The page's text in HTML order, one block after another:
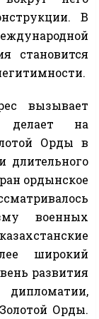
В
становится
вызывает
делает на
Орды в
длительного
ордынское
военных
широкий
развития
дипломатии,
Орды.